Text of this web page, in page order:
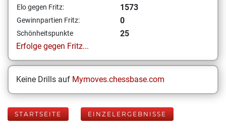
Elo gegen Fritz: 1573
Gewinnpartien Fritz: 0
Schönheitspunkte
25
Erfolge gegen Fritz...
Keine Drills auf Mymoves.chessbase.com
STARTSEITE EINZELERGEBNISSE